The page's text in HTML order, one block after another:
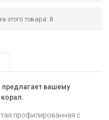
этого товара: 8
предлагает вашему
.
профилированная с